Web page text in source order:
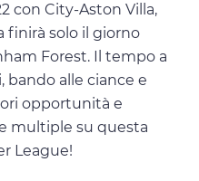
con City-Aston Villa,
finirà solo il giorno
Forest. Il tempo a
bando alle ciance e
opportunità e
multiple su questa
League!